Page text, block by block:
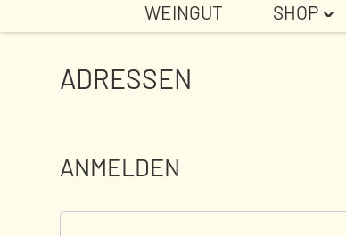
WEINGUT SHOP ˇ
ADRESSEN
ANMELDEN